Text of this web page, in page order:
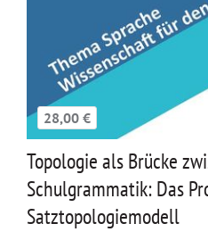
28,00 €
Topologie als Brücke
Schulgrammatik: Das
Satztopologiemodell